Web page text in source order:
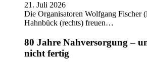
21. Juli 2026
Die Organisatoren Wolfgang Fischer
Hahnbück (rechts) freuen…
80 Jahre Nahversorgung –
nicht fertig